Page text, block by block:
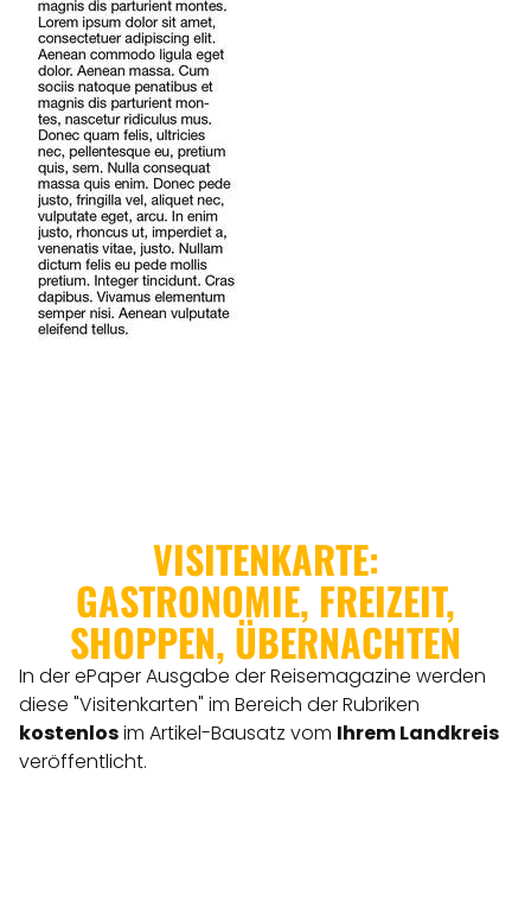
VISITENKARTE:
GASTRONOMIE, FREIZEIT,
SHOPPEN, ÜBERNACHTEN
In der ePaper Ausgabe der Reisemagazine werden
diese "Visitenkarten" im Bereich der Rubriken
kostenlosim Artikel-Bausatz vom Ihrem Landkreis
veröffentlicht.